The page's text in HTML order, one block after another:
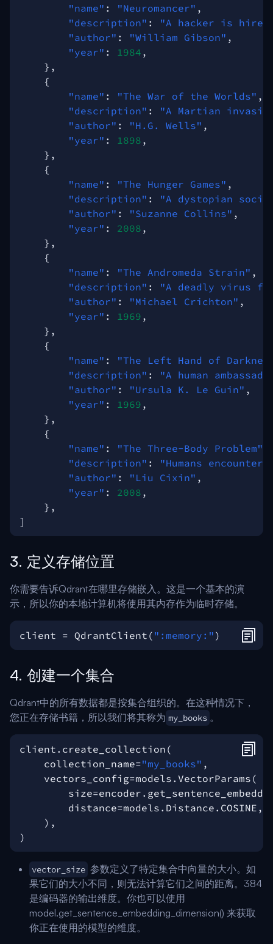
"name" : "Neuromancer" ,
"description" :
"A hacker is
"author" : "William Gibson" ,
"year" : 1984 ,
},
{
"name" : "The War of the Worlds" ,
"description" :
"A Martian
"author" : "H.G. Wells" ,
"year" : 1898 ,
},
{
"name" : "The Hunger Games" ,
"description" :
"A dystopian
"author" : "Suzanne Collins" ,
"year" : 2008 ,
},
{
"name" : "The Andromeda Strain" ,
"description" :
"A deadly virus
"author" : "Michael Crichton" ,
"year" : 1969 ,
},
{
"name" :
"The Left Hand of
"description" :
"A human
"author" : "Ursula K. Le Guin" ,
"year" : 1969 ,
},
{
"name" : "The Three-Body Problem"
"description" :
"Humans
"author" : "Liu Cixin" ,
"year" : 2008 ,
},
]
3. 定义存储位置
你需要告诉Qdrant在哪里存储嵌入。这是一个基本的演
示，所以你的本地计算机将使用其内存作为临时存储。
client = QdrantClient ( ":memory:" )
4. 创建一个集合
Qdrant中的所有数据都是按集合组织的。在这种情况下，
您正在存储书籍，所以我们将其称为 my_books 。
client . create_collection (
collection_name="my_books" ,
vectors_config=models . VectorParams (
size=encoder .
distance=models . Distance . COSINE ,
),
)
vector_size 参数定义了特定集合中向量的大小。如
果它们的大小不同，则无法计算它们之间的距离。384
是编码器的输出维度。你也可以使用
model.get_sentence_embedding_dimension() 来获取
你正在使用的模型的维度。